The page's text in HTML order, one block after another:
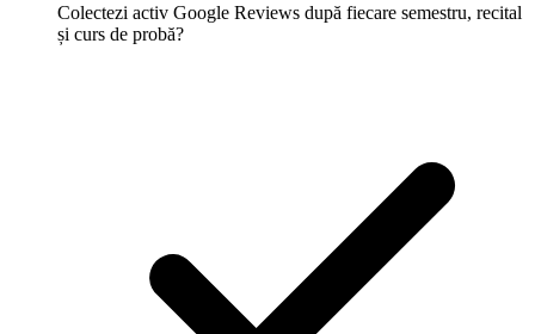
Colectezi activ Google Reviews după fiecare semestru, recital
și curs de probă?